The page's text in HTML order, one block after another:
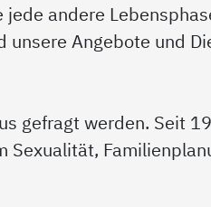
andere
Angebote und
gefragt werden. Seit